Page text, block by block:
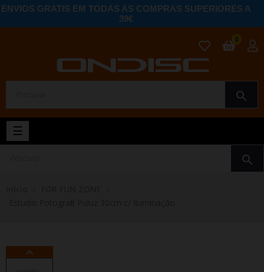
ENVIOS GRATIS EM TODAS AS COMPRAS SUPERIORES A
39€
search
0
Toggle
navigation
☰
search